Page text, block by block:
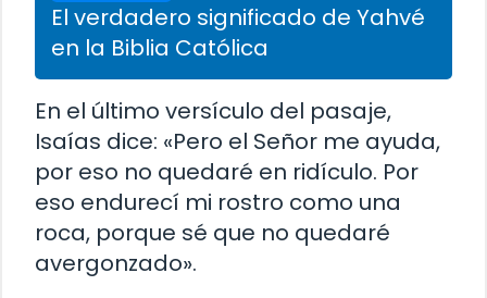
El verdadero significado de Yahvé
en la Biblia Católica
En el último versículo del pasaje,
Isaías dice: «Pero el Señor me ayuda,
por eso no quedaré en ridículo. Por
eso endurecí mi rostro como una
roca, porque sé que no quedaré
avergonzado».